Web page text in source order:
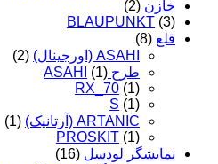
خازن (2)
BLAUPUNKT (3)
قلع (8)
ASAHI (اورجینال)
(2)
طرح ASAHI (1)
RX_70 (1)
S (1)
ARTANIC (آرتانیک)
(1)
PROSKIT (1)
نمایشگر لودسل (16)